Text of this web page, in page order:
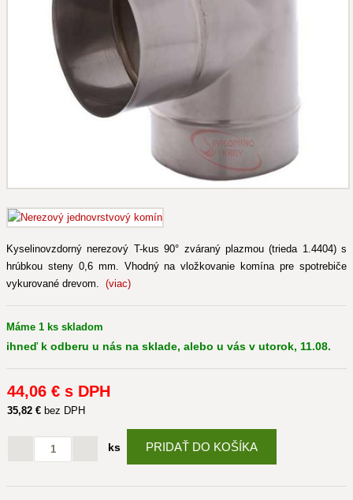
Kyselinovzdorný nerezový T-kus 90° zváraný plazmou (trieda 1.4404) s
hrúbkou steny 0,6 mm. Vhodný na vložkovanie komína pre spotrebiče
vykurované drevom. (viac)
Máme 1 ks skladom
ihneď k odberu u nás na sklade, alebo u vás v utorok, 11.08.
44,06 € s DPH
35,82 € bez DPH
ks PRIDAŤ DO KOŠÍKA